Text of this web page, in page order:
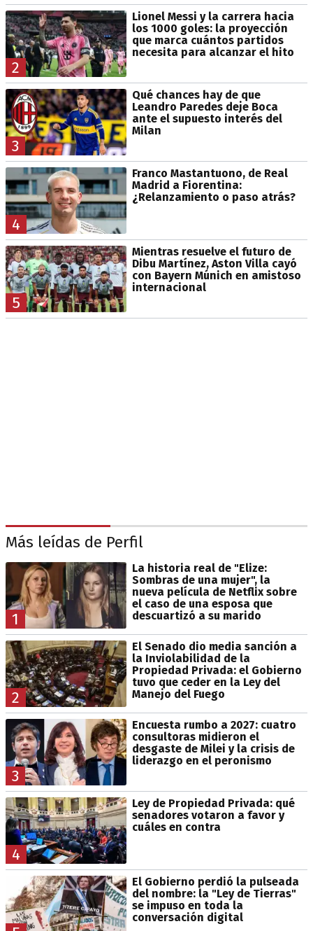
2
Lionel Messi y la carrera hacia
los 1000 goles: la proyección
que marca cuántos partidos
necesita para alcanzar el hito
3
Qué chances hay de que
Leandro Paredes deje Boca
ante el supuesto interés del
Milan
4
Franco Mastantuono, de Real
Madrid a Fiorentina:
¿Relanzamiento o paso atrás?
5
Mientras resuelve el futuro de
Dibu Martínez, Aston Villa cayó
con Bayern Múnich en amistoso
internacional
Más leídas de Perfil
1
La historia real de "Elize:
Sombras de una mujer", la
nueva película de Netflix sobre
el caso de una esposa que
descuartizó a su marido
2
El Senado dio media sanción a
la Inviolabilidad de la
Propiedad Privada: el Gobierno
tuvo que ceder en la Ley del
Manejo del Fuego
3
Encuesta rumbo a 2027: cuatro
consultoras midieron el
desgaste de Milei y la crisis de
liderazgo en el peronismo
4
Ley de Propiedad Privada: qué
senadores votaron a favor y
cuáles en contra
El Gobierno perdió la pulseada
del nombre: la "Ley de Tierras"
se impuso en toda la
conversación digital